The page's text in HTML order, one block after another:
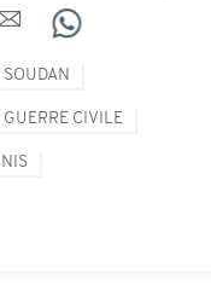
SOUDAN
GUERRE CIVILE